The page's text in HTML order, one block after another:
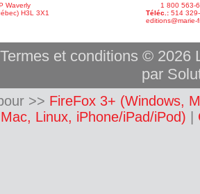
Waverly
H3L 3X1
1 800 563-
Téléc.: 514
editions@marie-
Termes et conditions © 2026
par
>> FireFox 3+ (Windows,
Linux, iPhone/iPad/iPod)